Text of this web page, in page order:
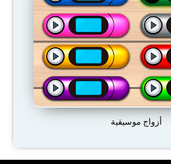
أزواج موسيقية